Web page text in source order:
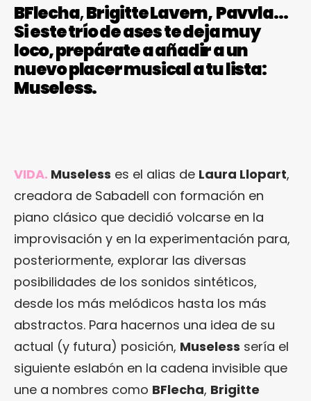
BFlecha,Brigitte Lavern,Pavvla…
Si este trío de ases te deja muy
loco, prepárate a añadir a un
nuevo placer musical a tu lista:
Museless.
VIDA. Museless es el alias de Laura Llopart,
creadora de Sabadell con formación en
piano clásico que decidió volcarse en la
improvisación y en la experimentación para,
posteriormente, explorar las diversas
posibilidades de los sonidos sintéticos,
desde los más melódicos hasta los más
abstractos. Para hacernos una idea de su
actual (y futura) posición, Museless sería el
siguiente eslabón en la cadena invisible que
une a nombres como BFlecha, Brigitte